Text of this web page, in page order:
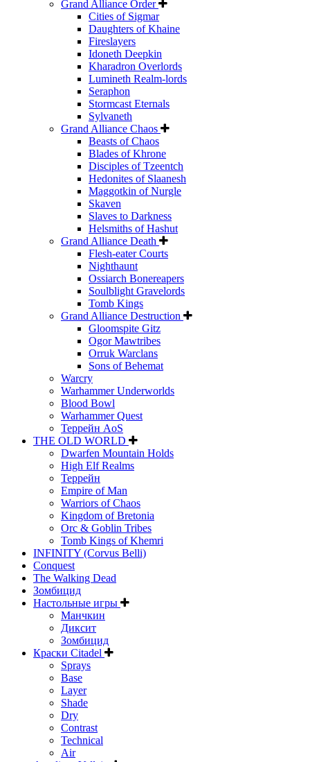
Grand Alliance Order
Cities of Sigmar
Daughters of Khaine
Fireslayers
Idoneth Deepkin
Kharadron Overlords
Lumineth Realm-lords
Seraphon
Stormcast Eternals
Sylvaneth
Grand Alliance Chaos
Beasts of Chaos
Blades of Khrone
Disciples of Tzeentch
Hedonites of Slaanesh
Maggotkin of Nurgle
Skaven
Slaves to Darkness
Helsmiths of Hashut
Grand Alliance Death
Flesh-eater Courts
Nighthaunt
Ossiarch Bonereapers
Soulblight Gravelords
Tomb Kings
Grand Alliance Destruction
Gloomspite Gitz
Ogor Mawtribes
Orruk Warclans
Sons of Behemat
Warcry
Warhammer Underworlds
Blood Bowl
Warhammer Quest
Террейн AoS
THE OLD WORLD
Dwarfen Mountain Holds
High Elf Realms
Террейн
Empire of Man
Warriors of Chaos
Kingdom of Bretonia
Orc & Goblin Tribes
Tomb Kings of Khemri
INFINITY (Corvus Belli)
Conquest
The Walking Dead
Зомбицид
Настольные игры
Манчкин
Диксит
Зомбицид
Краски Citadel
Sprays
Base
Layer
Shade
Dry
Contrast
Technical
Air